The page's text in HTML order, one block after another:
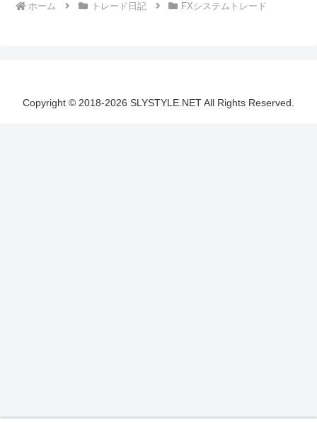
ホーム トレード日記 FXシステムトレード
Copyright © 2018-2026 SLYSTYLE.NET All Rights Reserved.